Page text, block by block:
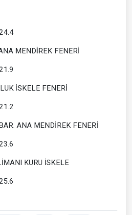
MENDİREK FENERİ
İSKELE FENERİ
ANA MENDİREK FENERİ
KURU İSKELE